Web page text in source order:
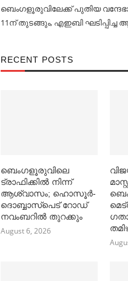
ബെംഗളൂരുവിലേക്ക് പുതിയ
11ന് തുടങ്ങും, എഇബി ഘടിപ്പിച്ച
RECENT POSTS
ബെംഗളൂരുവിലെ
ട്രാഫിക്കില്‍ നിന്ന്
ആശ്വാസം; ഹൊസൂര്‍-
ദൊബ്ബാസ്പെട് റോഡ്
നവംബറില്‍ തുറക്കും
August 6, 2026